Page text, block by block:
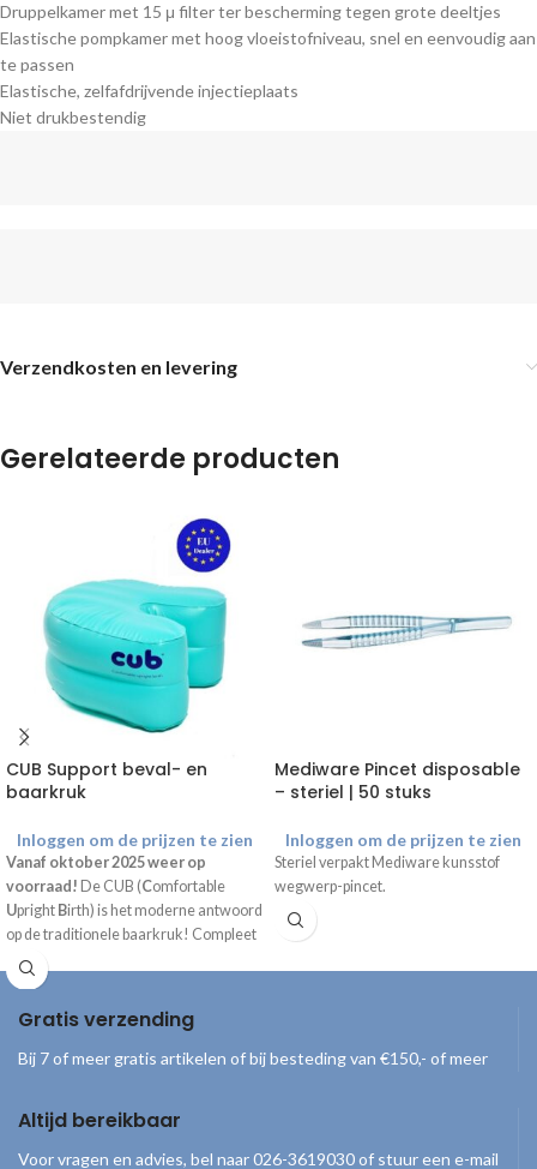
Druppelkamer met 15 μ filter ter bescherming tegen grote deeltjes
Elastische pompkamer met hoog vloeistofniveau, snel en eenvoudig aan
te passen
Elastische, zelfafdrijvende injectieplaats
Niet drukbestendig
Verzendkosten en levering
Gerelateerde producten
CUB Support beval- en
baarkruk
Inloggen om de prijzen te zien
Vanaf oktober 2025 weer op
voorraad! De CUB (Comfortable
Upright Birth) is het moderne antwoord
op de traditionele baarkruk! Compleet
geleverd inclusief draagtas, handpomp
en gebruiksaanwijzing.
Mediware Pincet disposable
– steriel | 50 stuks
Inloggen om de prijzen te zien
Steriel verpakt Mediware kunsstof
wegwerp-pincet.
Gratis verzending
Bij 7 of meer gratis artikelen of bij besteding van €150,- of meer
Altijd bereikbaar
Voor vragen en advies, bel naar 026-3619030 of stuur een e-mail